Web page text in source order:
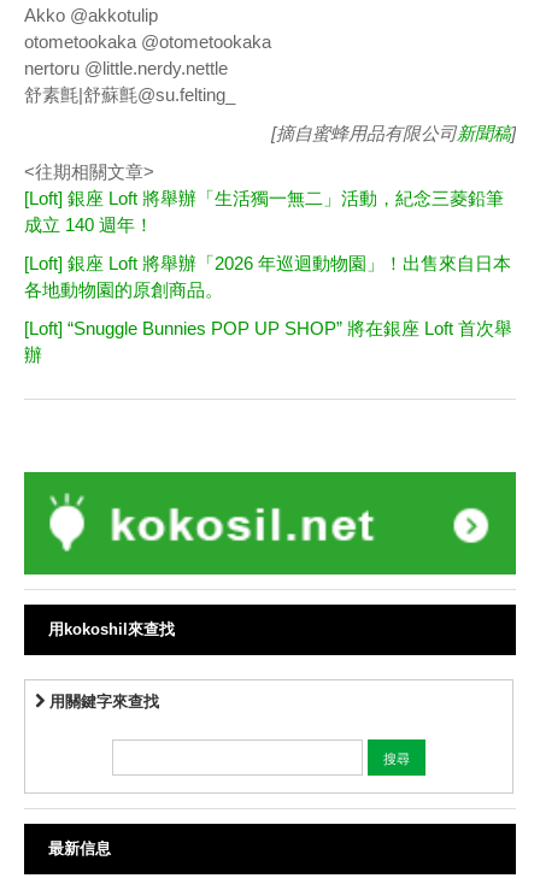
Akko @akkotulip
otometookaka @otometookaka
nertoru @little.nerdy.nettle
舒素氈|舒蘇氈@su.felting_
[摘自蜜蜂用品有限公司新聞稿]
<往期相關文章>
[Loft] 銀座 Loft 將舉辦「生活獨一無二」活動，紀念三菱鉛筆
成立 140 週年！
[Loft] 銀座 Loft 將舉辦「2026 年巡迴動物園」！出售來自日本
各地動物園的原創商品。
[Loft] “Snuggle Bunnies POP UP SHOP” 將在銀座 Loft 首次舉
辦
用kokoshil來查找
用關鍵字來查找
最新信息